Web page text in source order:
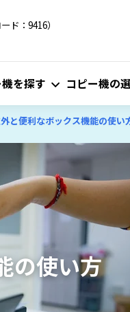
ド：9416）
を探す コピー機の
と便利なボックス機能の使い
の使い方